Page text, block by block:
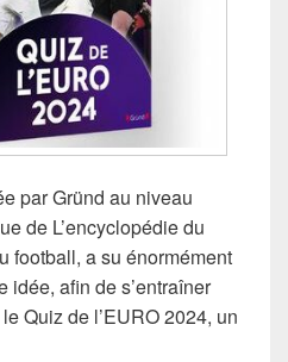
par Gründ au niveau
de L’encyclopédie du
football, a su énormément
idée, afin de s’entraîner
Quiz de l’EURO 2024, un
jeu de société Quiz de